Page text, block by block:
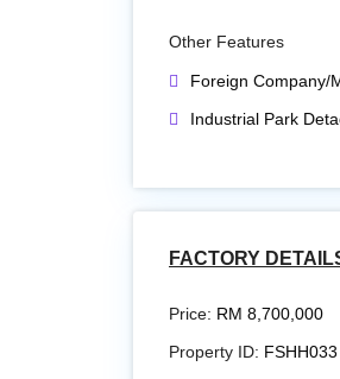
Other Features
Foreign Company/
Industrial Park
FACTORY
Price: RM 8,700,000
Property ID: FSHH033